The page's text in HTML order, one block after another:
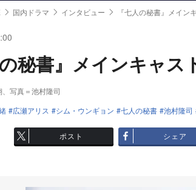
国内ドラマ インタビュー 『七人の秘書』メイン
の秘書』メインキャ
写真＝池村隆司
広瀬アリス シム・ウンギョン 七人の秘書 池村隆司
ポスト シェア